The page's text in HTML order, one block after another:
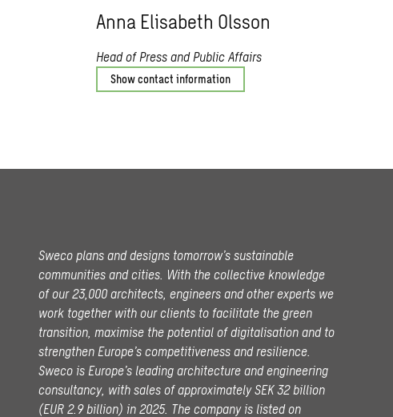
Anna Elisabeth Olsson
Head of Press and Public Affairs
Show contact information
Sweco plans and designs tomorrow’s sustainable
communities and cities. With the collective knowledge
of our 23,000 architects, engineers and other experts we
work together with our clients to facilitate the green
transition, maximise the potential of digitalisation and to
strengthen Europe’s competitiveness and resilience.
Sweco is Europe’s leading architecture and engineering
consultancy, with sales of approximately SEK 32 billion
(EUR 2.9 billion) in 2025. The company is listed on